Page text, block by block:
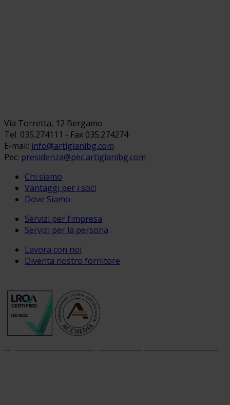
Via Torretta, 12 Bergamo
Tel. 035.274111 - Fax 035.274274
E-mail: info@artigianibg.com
Pec: presidenza@pec.artigianibg.com
Chi siamo
Vantaggi per i soci
Dove Siamo
Servizi per l’impresa
Servizi per la persona
Lavora con noi
Diventa nostro fornitore